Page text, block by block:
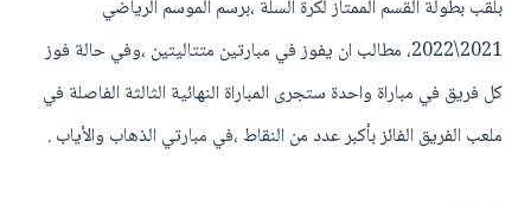
بلقب بطولة القسم الممتاز لكرة السلة ،برسم الموسم الرياضي
2021\2022، مطالب ان يفوز في مبارتين متتاليتين ،وفي حالة فوز
كل فريق في مباراة واحدة ستجرى المباراة النهائية الثالثة الفاصلة في
ملعب الفريق الفائز بأكبر عدد من النقاط ،في مبارتي الذهاب والأياب .